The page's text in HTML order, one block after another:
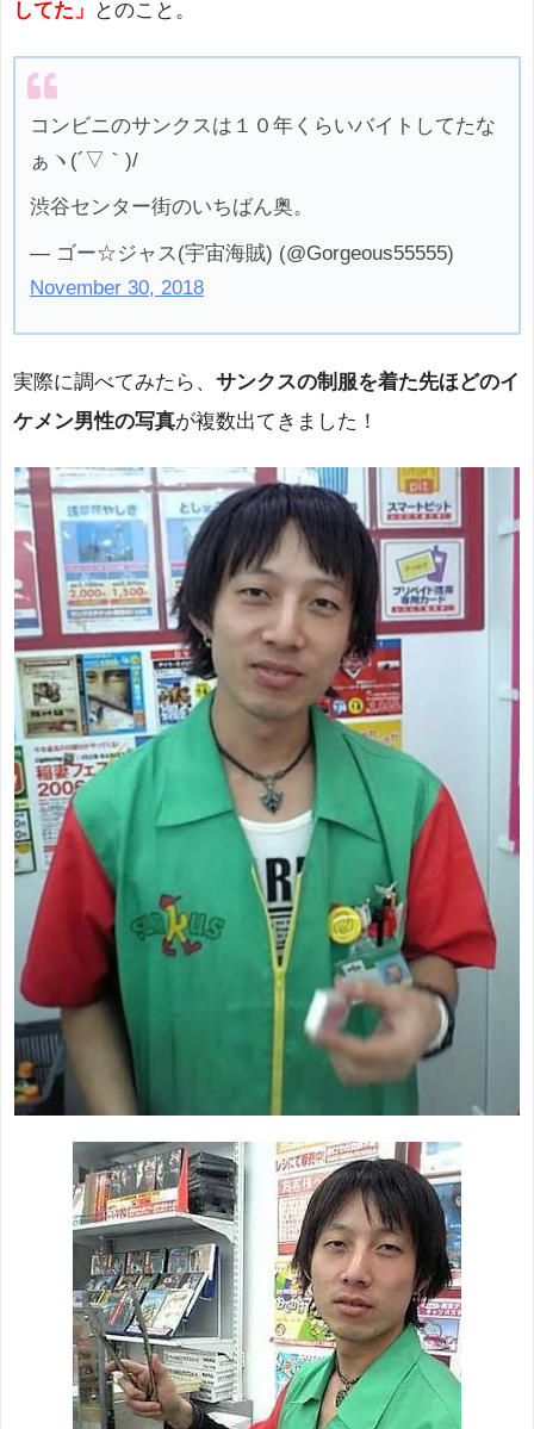
してた」 とのこと。
コンビニのサンクスは１０年くらいバイトしてたな
ぁヽ(´▽｀)/
渋谷センター街のいちばん奥。
— ゴー☆ジャス(宇宙海賊) (@Gorgeous55555)
November 30, 2018
実際に調べてみたら、 サンクスの制服を着た先ほどのイ
ケメン男性の写真が複数出てきました！